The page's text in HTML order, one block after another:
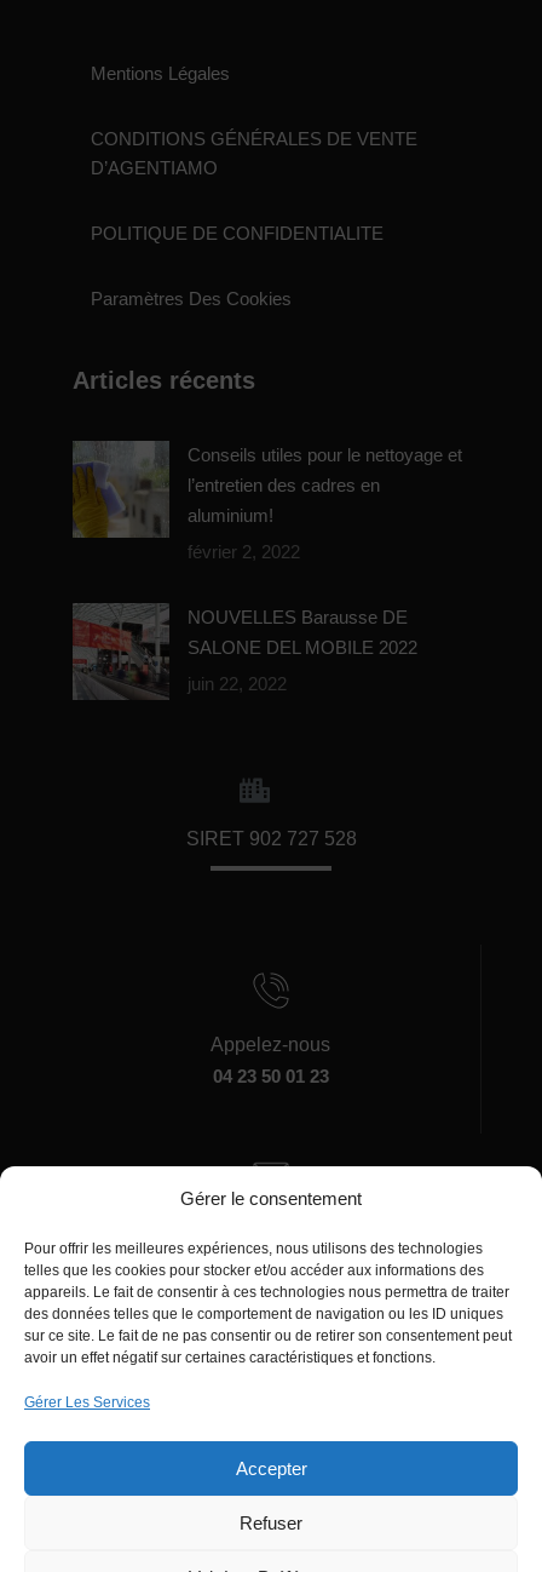
Gérer le consentement
Pour offrir les meilleures expériences, nous utilisons des technologies
telles que les cookies pour stocker et/ou accéder aux informations des
appareils. Le fait de consentir à ces technologies nous permettra de traiter
des données telles que le comportement de navigation ou les ID uniques
sur ce site. Le fait de ne pas consentir ou de retirer son consentement peut
avoir un effet négatif sur certaines caractéristiques et fonctions.
Gérer Les Services
Accepter
Refuser
Mentions Légales
CONDITIONS GÉNÉRALES DE VENTE
D’AGENTIAMO
POLITIQUE DE CONFIDENTIALITE
Paramètres Des Cookies
Articles récents
Conseils utiles pour le nettoyage et
l’entretien des cadres en
aluminium!
février 2, 2022
NOUVELLES Barausse DE
SALONE DEL MOBILE 2022
juin 22, 2022
SIRET 902 727 528
Appelez-nous
04 23 50 01 23
manager@agentiamo.com